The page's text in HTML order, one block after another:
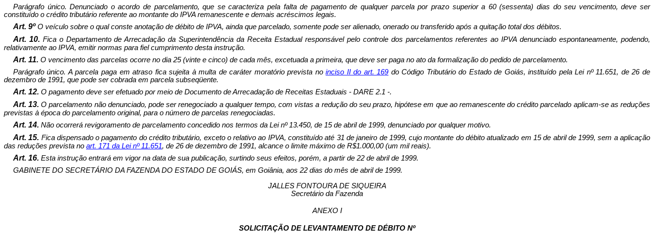
Parágrafo único. Denunciado o acordo de parcelamento, que se caracteriza pela falta de pagamento de qualquer parcela por prazo superior a 60 (sessenta) dias do seu vencimento, deve ser
constituído o crédito tributário referente ao montante do IPVA remanescente e demais acréscimos legais.
Art. 9ºO veículo sobre o qual conste anotação de débito de IPVA, ainda que parcelado, somente pode ser alienado, onerado ou transferido após a quitação total dos débitos.
Art. 10. Fica o Departamento de Arrecadação da Superintendência da Receita Estadual responsável pelo controle dos parcelamentos referentes ao IPVA denunciado espontaneamente, podendo,
relativamente ao IPVA, emitir normas para fiel cumprimento desta instrução.
Art. 11. O vencimento das parcelas ocorre no dia 25 (vinte e cinco) de cada mês, excetuada a primeira, que deve ser paga no ato da formalização do pedido de parcelamento.
Parágrafo único. A parcela paga em atraso fica sujeita à multa de caráter moratório prevista noinciso II do art. 169 do Código Tributário do Estado de Goiás, instituído pela Lei nº 11.651, de 26 de
dezembro de 1991, que pode ser cobrada em parcela subseqüente.
Art. 12. O pagamento deve ser efetuado por meio de Documento de Arrecadação de Receitas Estaduais - DARE 2.1 -.
Art. 13.O parcelamento não denunciado, pode ser renegociado a qualquer tempo, com vistas a redução do seu prazo, hipótese em que ao remanescente do crédito parcelado aplicam-se as reduções
previstas à época do parcelamento original, para o número de parcelas renegociadas.
Art. 14. Não ocorrerá revigoramento de parcelamento concedido nos termos da Lei nº 13.450, de 15 de abril de 1999, denunciado por qualquer motivo.
Art. 15. Fica dispensado o pagamento do crédito tributário, exceto o relativo ao IPVA, constituído até 31 de janeiro de 1999, cujo montante do débito atualizado em 15 de abril de 1999, sem a aplicação
das reduções prevista no art. 171 da Lei nº 11.651, de 26 de dezembro de 1991, alcance o limite máximo de R$1.000,00 (um mil reais).
Art. 16. Esta instrução entrará em vigor na data de sua publicação, surtindo seus efeitos, porém, a partir de 22 de abril de 1999.
GABINETE DO SECRETÁRIO DA FAZENDA DO ESTADO DE GOIÁS, em Goiânia, aos 22 dias do mês de abril de 1999.
JALLES FONTOURA DE SIQUEIRA
Secretário da Fazenda
ANEXO I
SOLICITAÇÃO DE LEVANTAMENTO DE DÉBITO Nº